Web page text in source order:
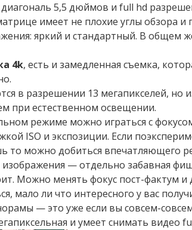
5,5 дюймов и full hd
имеет не плохие углы обзора
яркий и стандартный. В общем
4k, есть и замедленная съемка,
в разрешении 13 мегапикселей, но
при естественном освещении.
режиме можно играться с
ISO и экспозиции. Если
то можно добиться впечатляющего
— отдельно забавная
Можно менять фокус пост-фактум
мало ли что интересного у вас
— это уже если вы совсем-
и умеет снимать видео